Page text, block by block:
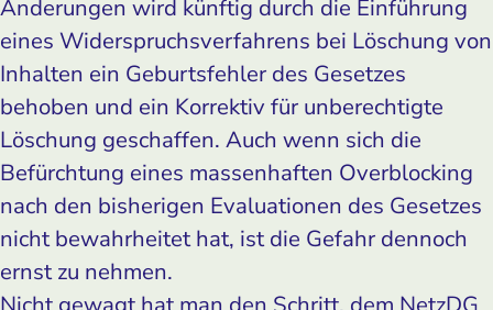
Änderungen wird künftig durch die Einführung
eines Widerspruchsverfahrens bei Löschung von
Inhalten ein Geburtsfehler des Gesetzes
behoben und ein Korrektiv für unberechtigte
Löschung geschaffen. Auch wenn sich die
Befürchtung eines massenhaften Overblocking
nach den bisherigen Evaluationen des Gesetzes
nicht bewahrheitet hat, ist die Gefahr dennoch
ernst zu nehmen.